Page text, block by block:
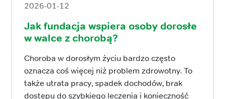
2026-01-12
Jak fundacja wspiera osoby dorosłe
w walce z chorobą?
Choroba w dorosłym życiu bardzo często
oznacza coś więcej niż problem zdrowotny. To
także utrata pracy, spadek dochodów, brak
dostępu do szybkiego leczenia i konieczność